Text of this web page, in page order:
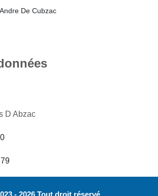
De Cubzac
D Abzac
- 2026 Tout droit réservé